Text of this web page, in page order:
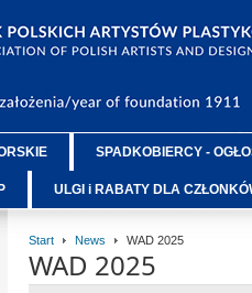
SPADKOBIERCY -
ULGI i RABATY DLA
Start News WAD 2025
WAD 2025